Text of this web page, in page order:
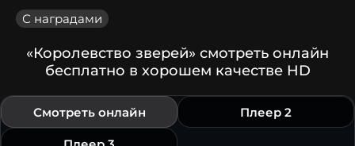
С наградами
«Королевство зверей» смотреть онлайн
бесплатно в хорошем качестве HD
Смотреть онлайн Плеер 2